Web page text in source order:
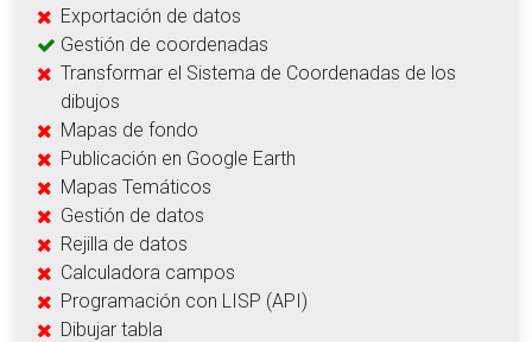
Exportación de datos
Gestión de coordenadas
Transformar el Sistema de Coordenadas de los
dibujos
Mapas de fondo
Publicación en Google Earth
Mapas Temáticos
Gestión de datos
Rejilla de datos
Calculadora campos
Programación con LISP (API)
Dibujar tabla